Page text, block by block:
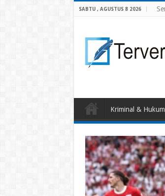
SABTU , AGUSTUS 8 2026
Kriminal & Hukum